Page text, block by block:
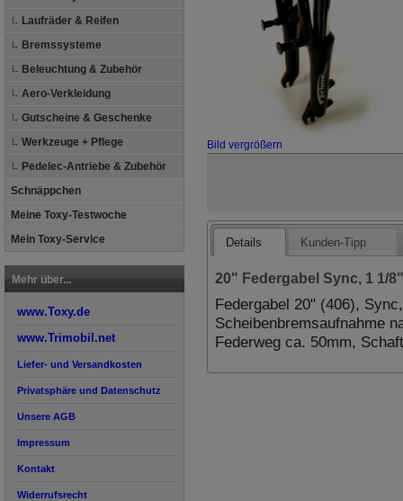
Laufräder & Reifen
Bremssysteme
Beleuchtung & Zubehör
Aero-Verkleidung
Gutscheine & Geschenke
Werkzeuge + Pflege
Pedelec-Antriebe & Zubehör
Schnäppchen
Meine Toxy-Testwoche
Mein Toxy-Service
Mehr über...
www.Toxy.de
www.Trimobil.net
Liefer- und Versandkosten
Privatsphäre und Datenschutz
Unsere AGB
Impressum
Kontakt
Widerrufsrecht
Bild vergrößern
Details Kunden-Tipp
20" Federgabel Sync, 1 1/
Federgabel 20" (406),
Scheibenbremsaufnahme
Federweg ca. 50mm,